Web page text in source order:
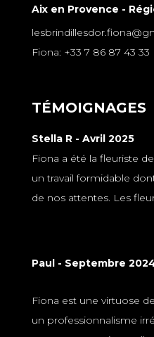
Aix en Provence -
Fiona: +33 7 86 87 43 33
TÉMOIGNAGES
Stella R - Avril 2025
Fiona a été la fleuriste
un travail formidable
de nos attentes. Les
Paul - Septembre
Fiona est une virtuose
un professionnalisme